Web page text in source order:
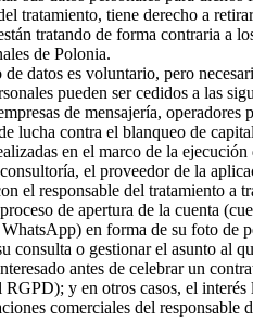
tratamiento, tiene derecho a
tratando de forma contraria a
de Polonia.
datos es voluntario, pero
pueden ser cedidos a las
de mensajería,
lucha contra el blanqueo de
en el marco de la
el proveedor de la
el responsable del tratamiento a
de apertura de la cuenta
en forma de su foto de
consulta o gestionar el asunto al
antes de celebrar un
RGPD); y en otros casos, el
comerciales del